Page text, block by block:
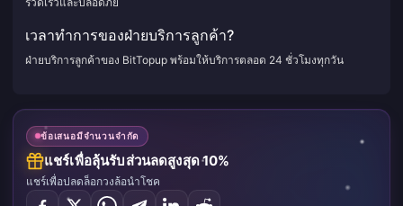
เวลาทำการของฝ่ายบริการลูกค้า?
ฝ่ายบริการลูกค้าของ BitTopup พร้อมให้บริการตลอด 24 ชั่วโมงทุกวัน
ข้อเสนอมีจำนวนจำกัด
แชร์เพื่อลุ้นรับส่วนลดสูงสุด 10%
แชร์เพื่อปลดล็อกวงล้อนำโชค